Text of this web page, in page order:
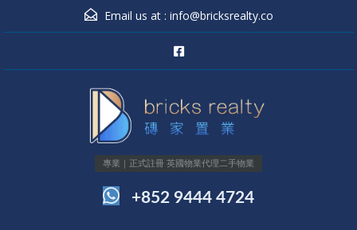
Email us at : info@bricksrealty.co
專業｜正式註冊 英國物業代理二手物業
+852 9444 4724